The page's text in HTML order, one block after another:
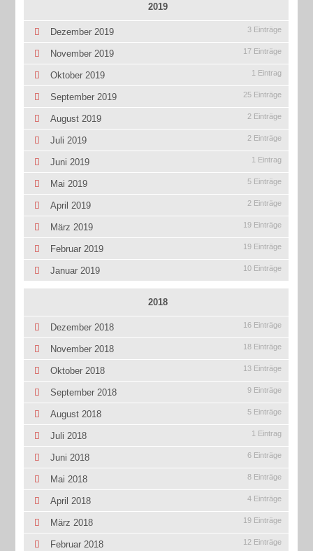
2019
Dezember 2019 3 Einträge
November 2019 17 Einträge
Oktober 2019 1 Eintrag
September 2019 25 Einträge
August 2019 2 Einträge
Juli 2019 2 Einträge
Juni 2019 1 Eintrag
Mai 2019 5 Einträge
April 2019 2 Einträge
März 2019 19 Einträge
Februar 2019 19 Einträge
Januar 2019 10 Einträge
2018
Dezember 2018 16 Einträge
November 2018 18 Einträge
Oktober 2018 13 Einträge
September 2018 9 Einträge
August 2018 5 Einträge
Juli 2018 1 Eintrag
Juni 2018 6 Einträge
Mai 2018 8 Einträge
April 2018 4 Einträge
März 2018 19 Einträge
Februar 2018 12 Einträge